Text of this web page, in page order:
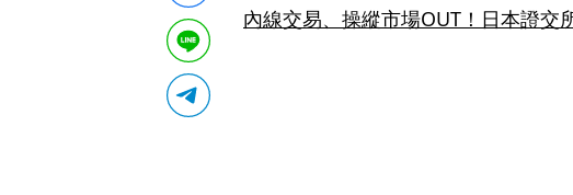
內線交易、操縱市場OUT！日本證交